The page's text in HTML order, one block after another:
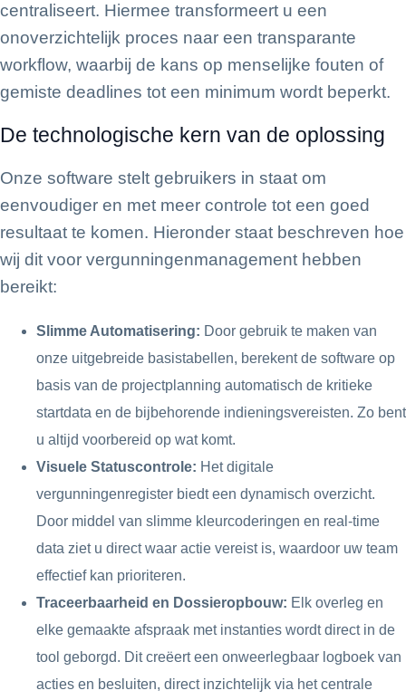
centraliseert. Hiermee transformeert u een
onoverzichtelijk proces naar een transparante
workflow, waarbij de kans op menselijke fouten of
gemiste deadlines tot een minimum wordt beperkt.
De technologische kern van de oplossing
Onze software stelt gebruikers in staat om
eenvoudiger en met meer controle tot een goed
resultaat te komen. Hieronder staat beschreven hoe
wij dit voor vergunningenmanagement hebben
bereikt:
Slimme Automatisering: Door gebruik te maken van
onze uitgebreide basistabellen, berekent de software op
basis van de projectplanning automatisch de kritieke
startdata en de bijbehorende indieningsvereisten. Zo bent
u altijd voorbereid op wat komt.
Visuele Statuscontrole: Het digitale
vergunningenregister biedt een dynamisch overzicht.
Door middel van slimme kleurcoderingen en real-time
data ziet u direct waar actie vereist is, waardoor uw team
effectief kan prioriteren.
Traceerbaarheid en Dossieropbouw: Elk overleg en
elke gemaakte afspraak met instanties wordt direct in de
tool geborgd. Dit creëert een onweerlegbaar logboek van
acties en besluiten, direct inzichtelijk via het centrale